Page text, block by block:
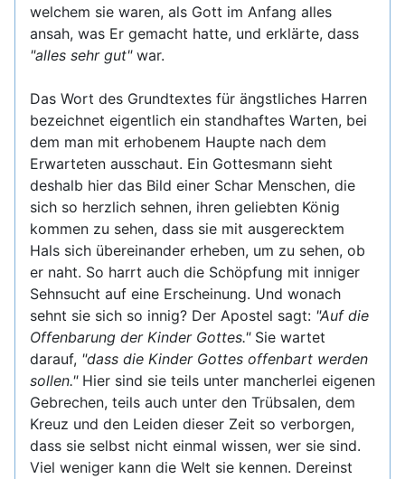
welchem sie waren, als Gott im Anfang alles
ansah, was Er gemacht hatte, und erklärte, dass
"alles sehr gut"war.
Das Wort des Grundtextes für ängstliches Harren
bezeichnet eigentlich ein standhaftes Warten, bei
dem man mit erhobenem Haupte nach dem
Erwarteten ausschaut. Ein Gottesmann sieht
deshalb hier das Bild einer Schar Menschen, die
sich so herzlich sehnen, ihren geliebten König
kommen zu sehen, dass sie mit ausgerecktem
Hals sich übereinander erheben, um zu sehen, ob
er naht. So harrt auch die Schöpfung mit inniger
Sehnsucht auf eine Erscheinung. Und wonach
sehnt sie sich so innig? Der Apostel sagt: "Auf die
Offenbarung der Kinder Gottes."Sie wartet
darauf, "dass die Kinder Gottes offenbart werden
sollen."Hier sind sie teils unter mancherlei eigenen
Gebrechen, teils auch unter den Trübsalen, dem
Kreuz und den Leiden dieser Zeit so verborgen,
dass sie selbst nicht einmal wissen, wer sie sind.
Viel weniger kann die Welt sie kennen. Dereinst